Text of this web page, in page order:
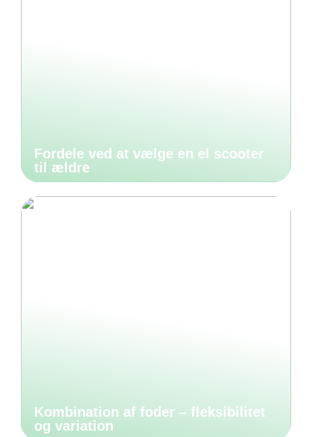
Fordele ved at vælge en el scooter
til ældre
Kombination af foder – fleksibilitet
og variation